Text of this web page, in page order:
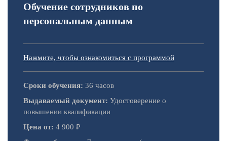
Обучение сотрудников по
персональным данным
Нажмите, чтобы ознакомиться с программой
Сроки обучения: 36 часов
Выдаваемый документ: Удостоверение о
повышении квалификации
Цена от: 4 900 ₽